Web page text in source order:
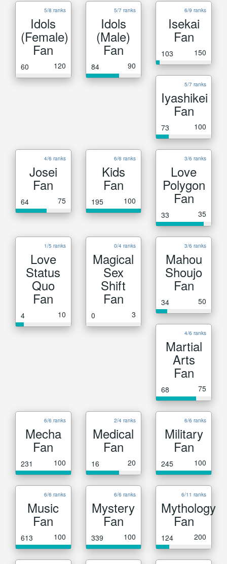
5/8 ranks
Idols
(Female)
Fan
60 120
5/7 ranks
Idols
(Male)
Fan
84 90
6/9 ranks
Isekai
Fan
103 150
5/7 ranks
Iyashikei
Fan
73 100
4/6 ranks
Josei
Fan
64 75
6/6 ranks
Kids
Fan
195 100
3/6 ranks
Love
Polygon
Fan
33 35
1/5 ranks
Love
Status
Quo
Fan
4 10
0/4 ranks
Magical
Sex
Shift
Fan
0 3
3/6 ranks
Mahou
Shoujo
Fan
34 50
4/6 ranks
Martial
Arts
Fan
68 75
6/6 ranks
Mecha
Fan
231 100
2/4 ranks
Medical
Fan
16 20
6/6 ranks
Military
Fan
245 100
6/6 ranks
Music
Fan
613 100
6/6 ranks
Mystery
Fan
339 100
6/11 ranks
Mythology
Fan
124 200